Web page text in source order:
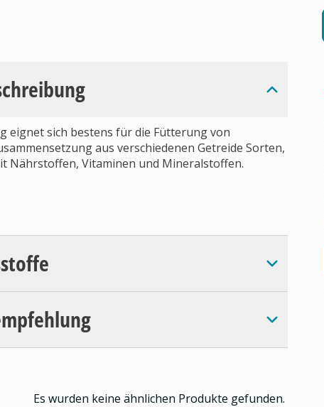
eignet sich bestens für die Fütterung von
aus verschiedenen Getreide Sorten,
Nährstoffen, Vitaminen und Mineralstoffen.
Es wurden keine ähnlichen Produkte gefunden.